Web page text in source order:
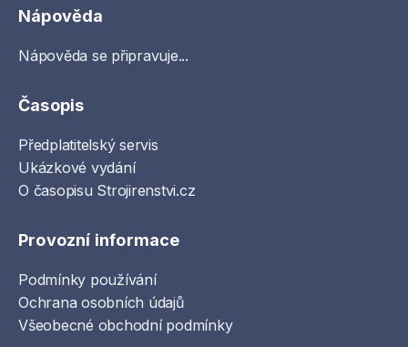
Nápověda
Nápověda se připravuje...
Časopis
Předplatitelský servis
Ukázkové vydání
O časopisu Strojirenstvi.cz
Provozní informace
Podmínky používání
Ochrana osobních údajů
Všeobecné obchodní podmínky